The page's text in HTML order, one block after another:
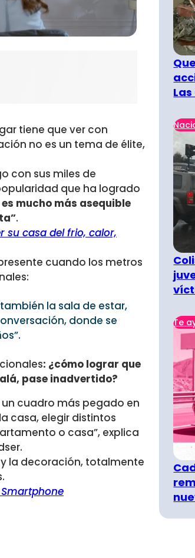
tiene que ver con
no es un tema de élite,
con sus miles de
que ha logrado
es mucho más asequible
.
su casa del frio, calor,
cuando los metros
la sala de estar,
donde se
: ¿cómo lograr que
pase inadvertido?
cuadro más pegado en
casa, elegir distintos
o casa”, explica
la decoración, totalmente
Te